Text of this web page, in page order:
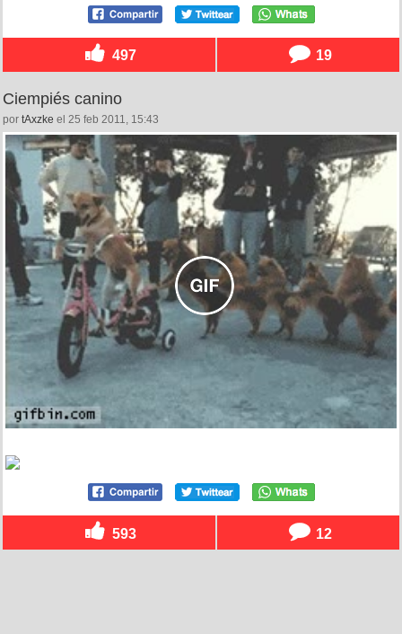
497 19
Ciempiés canino
por tAxzke el 25 feb 2011, 15:43
593 12